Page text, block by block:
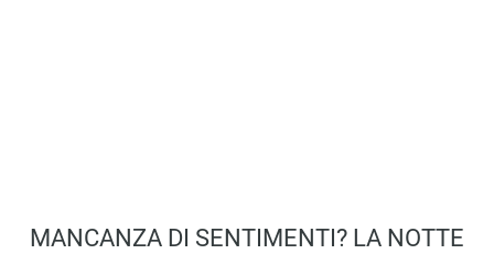
MANCANZA DI SENTIMENTI? LA NOTTE